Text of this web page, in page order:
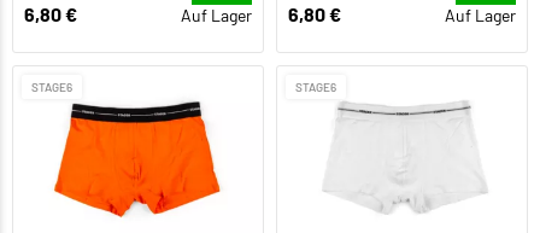
6,80 € Auf Lager 6,80 € Auf Lager
STAGE6 STAGE6